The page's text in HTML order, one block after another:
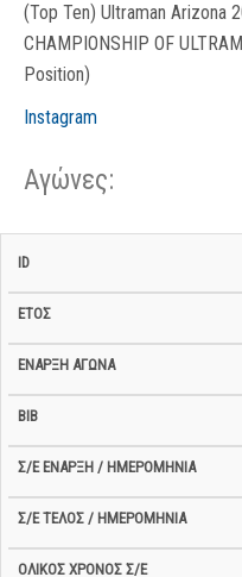
(Top Ten) Ultraman Arizona
CHAMPIONSHIP OF
Position)
Instagram
Αγώνες:
Αγώνα